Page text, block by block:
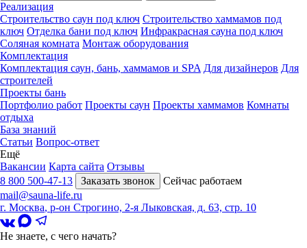
Реализация
Строительство саун под ключ Строительство хаммамов под
ключ Отделка бани под ключ Инфракрасная сауна под ключ
Соляная комната Монтаж оборудования
Комплектация
Комплектация саун, бань, хаммамов и SPA Для дизайнеров Для
строителей
Проекты бань
Портфолио работ Проекты саун Проекты хаммамов Комнаты
отдыха
База знаний
Статьи Вопрос-ответ
Ещё
Вакансии Карта сайта Отзывы
8 800 500-47-13
Заказать звонок
Сейчас работаем
mail@sauna-life.ru
г. Москва, р-он Строгино, 2-я Лыковская, д. 63, стр. 10
Не знаете, с чего начать?